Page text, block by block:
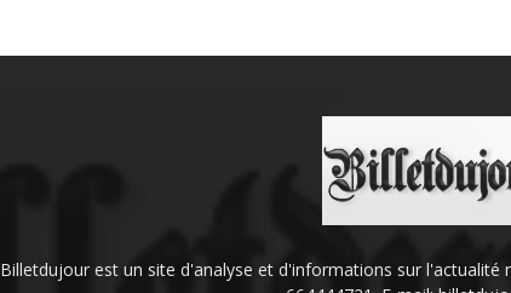
Billetdujour est un site d'analyse et d'informations sur